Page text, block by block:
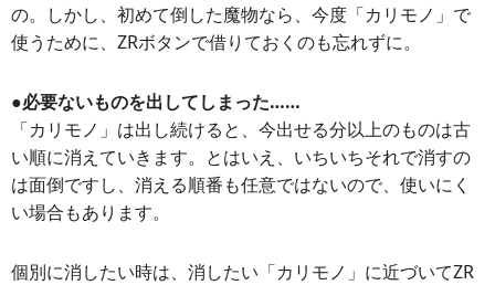
の。しかし、初めて倒した魔物なら、今度「カリモノ」で
使うために、ZRボタンで借りておくのも忘れずに。
●必要ないものを出してしまった……
「カリモノ」は出し続けると、今出せる分以上のものは古
い順に消えていきます。とはいえ、いちいちそれで消すの
は面倒ですし、消える順番も任意ではないので、使いにく
い場合もあります。
個別に消したい時は、消したい「カリモノ」に近づいてZR